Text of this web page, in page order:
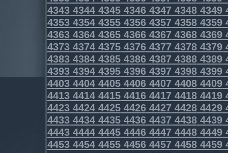
4343434443454346434743484349
4353435443554356435743584359
4363436443654366436743684369
4373437443754376437743784379
4383438443854386438743884389
4393439443954396439743984399
4403440444054406440744084409
4413441444154416441744184419
4423442444254426442744284429
4433443444354436443744384439
4443444444454446444744484449
4453445444554456445744584459